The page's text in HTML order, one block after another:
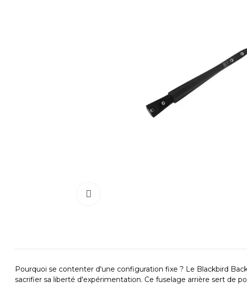
Pourquoi se contenter d'une configuration fixe ? Le Blackbird
sacrifier sa liberté d'expérimentation. Ce fuselage arrière sert de